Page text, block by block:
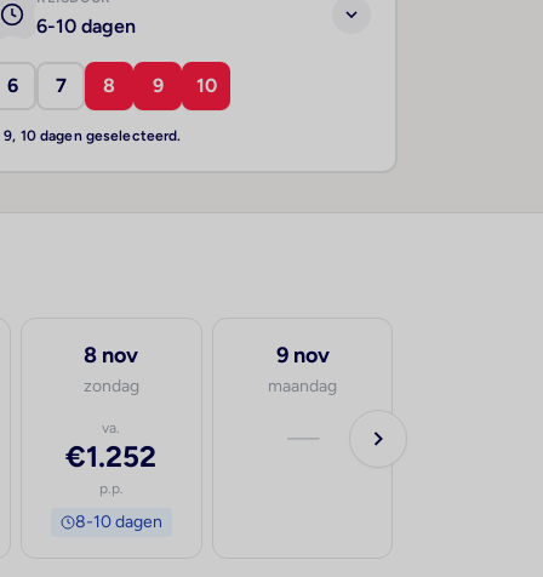
6-10 dagen
6 7 8 9 10
9, 10 dagen geselecteerd.
8 nov
zondag
va.
€1.252
p.p.
8-10 dagen
9 nov
maandag
—